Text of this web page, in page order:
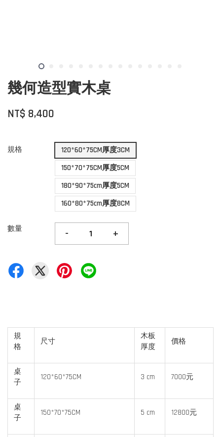
幾何造型實木桌
NT$ 8,400
規格
120*60*75CM厚度3CM
150*70*75CM厚度5CM
180*90*75cm厚度5CM
160*80*75cm厚度8CM
數量 - +
規
格
尺寸
木板
厚度
價格
桌
子
120*60*75CM 3 cm 7000元
桌
子
150*70*75CM 5 cm 12800元